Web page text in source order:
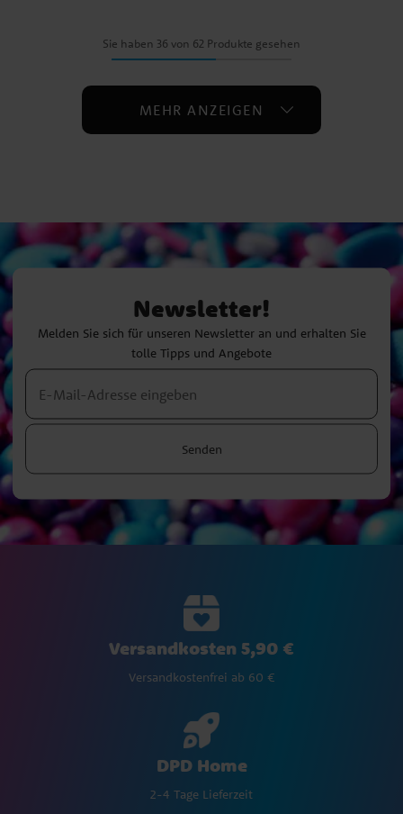
Sie haben 36 von 62 Produkte gesehen
MEHR ANZEIGEN
Newsletter!
Melden Sie sich für unseren Newsletter an und erhalten Sie
tolle Tipps und Angebote
Senden
Versandkosten 5,90 €
Versandkostenfrei ab 60 €
DPD Home
2-4 Tage Lieferzeit